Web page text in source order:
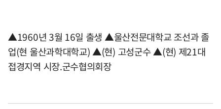
▲1960년 3월 16일 출생 ▲울산전문대학교 조선과 졸
업(현 울산과학대학교) ▲(현) 고성군수 ▲(현) 제21대
접경지역 시장.군수협의회장